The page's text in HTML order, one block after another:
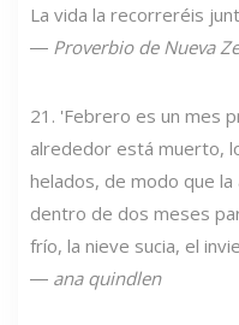
La vida la recorreréis
― Proverbio de Nueva
21. 'Febrero es un mes
alrededor está muerto,
helados, de modo que
dentro de dos meses
frío, la nieve sucia, el
― ana quindlen